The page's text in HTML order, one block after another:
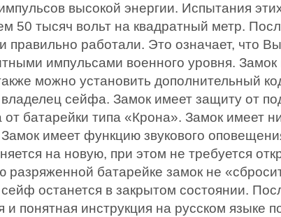
высокой энергии. Испытания
50 тысяч вольт на квадратный метр.
работали. Это означает, что
импульсами военного уровня.
можно установить дополнительный
сейфа. Замок имеет защиту от
от батарейки типа «Крона». Замок имеет
имеет функцию звукового
на новую, при этом не требуется
разряженной батарейке замок не
сейф останется в закрытом состоянии.
понятная инструкция на русском языке